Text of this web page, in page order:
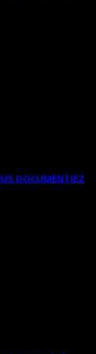
DOCUMENTIEZ